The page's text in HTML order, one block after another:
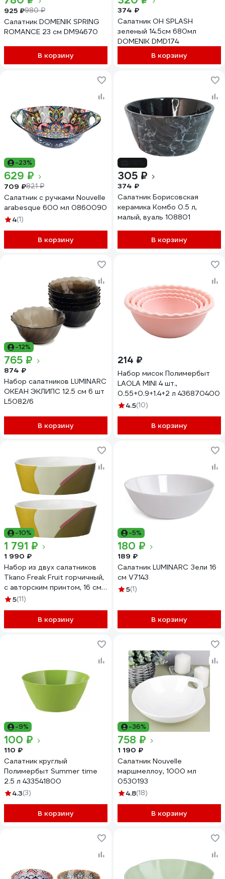
925 ₽980 ₽
Салатник DOMENIK SPRING
ROMANCE 23 см DM94670
В корзину
374 ₽
Салатник OH SPLASH
зеленый 14.5см 680мл
DOMENIK DMD174
В корзину
-23%
629 ₽
709 ₽821 ₽
Салатник с ручками Nouvelle
arabesque 600 мл 0860090
4(1)
В корзину
305 ₽
374 ₽
Салатник Борисовская
керамика Комбо 0.5 л,
малый, вуаль 108801
В корзину
-12%
765 ₽
874 ₽
Набор салатников LUMINARC
ОКЕАН ЭКЛИПС 12.5 см 6 шт
L5082/6
В корзину
214 ₽
Набор мисок Полимербыт
LAOLA MINI 4 шт.,
0.55+0.9+1.4+2 л 436870400
4.5(10)
В корзину
-10%
1 791 ₽
1 990 ₽
Набор из двух салатников
Tkano Freak Fruit горчичный,
с авторским принтом, 16 см
TK22-TW_BW0005
5(11)
В корзину
-5%
180 ₽
189 ₽
Салатник LUMINARC Зели 16
см V7143
5(1)
В корзину
-9%
100 ₽
110 ₽
Салатник круглый
Полимербыт Summer time
2.5 л 433541800
4.3(3)
В корзину
-36%
758 ₽
1 190 ₽
Салатник Nouvelle
маршмеллоу, 1000 мл
0530193
4.8(18)
В корзину